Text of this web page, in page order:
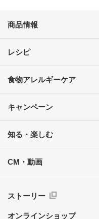
商品情報
レシピ
食物アレルギーケア
キャンペーン
知る・楽しむ
CM・動画
ストーリー
オンラインショップ